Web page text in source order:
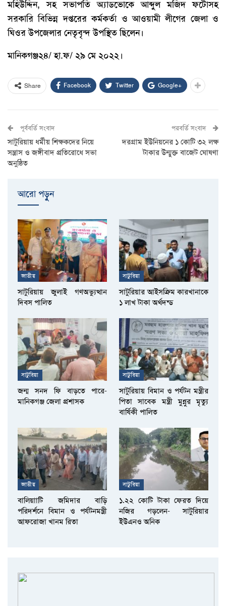
মহিউদ্দিন, সহ সভাপতি অ্যাডভোকে আব্দুল মজিদ ফটোসহ
সরকারি বিভিন্ন দপ্তরের কর্মকর্তা ও আওয়ামী লীগের জেলা ও
ঘিওর উপজেলার নেতৃবৃন্দ উপস্থিত ছিলেন।
মানিকগঞ্জ২৪/ হা.ফ/ ২৯ মে ২০২২।
Share Facebook Twitter Google+
পূর্ববর্তি সংবাদ
সাটুরিয়ায় ধর্মীয় শিক্ষকদের নিয়ে
সন্ত্রাস ও জঙ্গীবাদ প্রতিরোধে সভা
অনুষ্ঠিত
পরবর্তি সংবাদ
দরগ্রাম ইউনিয়নের ১ কোটি ৩২ লক্ষ
টাকার উন্মুক্ত বাজেট ঘোষণা
আরো পড়ুুন
জাতীয়
সাটুরিয়ায় জুলাই গণঅভ্যুত্থান
দিবস পালিত
সাটুরিয়া
সাটুরিয়ার আইসক্রিম কারখানাকে
১ লাখ টাকা অর্থদন্ড
সাটুরিয়া
জন্ম সনদ ফি বাড়তে পারে-
মানিকগঞ্জ জেলা প্রশাসক
সাটুরিয়া
সাটুরিয়ায় বিমান ও পর্যটন মন্ত্রীর
পিতা সাবেক মন্ত্রী মুন্নুর মৃত্যু
বার্ষিকী পালিত
জাতীয়
বালিয়াাটি জমিদার বাড়ি
পরিদর্শনে বিমান ও পর্যটনমন্ত্রী
আফরোজা খানম রিতা
সাটুরিয়া
১.২২ কোটি টাকা ফেরত দিয়ে
নজির গড়লেন- সাটুরিয়ার
ইউএনও অনিক